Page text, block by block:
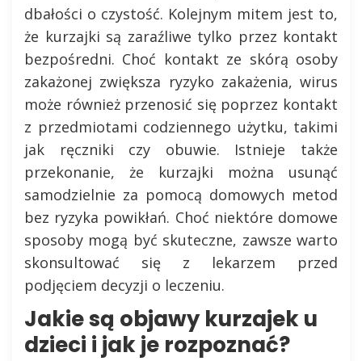
dbałości o czystość. Kolejnym mitem jest to,
że kurzajki są zaraźliwe tylko przez kontakt
bezpośredni. Choć kontakt ze skórą osoby
zakażonej zwiększa ryzyko zakażenia, wirus
może również przenosić się poprzez kontakt
z przedmiotami codziennego użytku, takimi
jak ręczniki czy obuwie. Istnieje także
przekonanie, że kurzajki można usunąć
samodzielnie za pomocą domowych metod
bez ryzyka powikłań. Choć niektóre domowe
sposoby mogą być skuteczne, zawsze warto
skonsultować się z lekarzem przed
podjęciem decyzji o leczeniu.
Jakie są objawy kurzajek u
dzieci i jak je rozpoznać?